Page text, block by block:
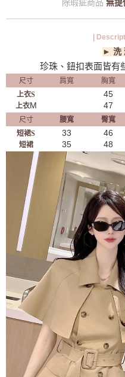
除瑕疵商品 無提
|
► 洗
珍珠、鈕扣表面皆有
尺寸 肩寬 胸寬
上衣S
上衣M
45
47
尺寸 腰寬 臀寬
短裙S
短裙
33
35
46
48